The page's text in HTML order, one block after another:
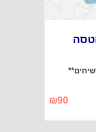
90
₪